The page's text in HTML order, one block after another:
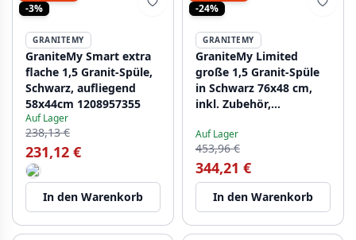
-3%
GRANITEMY
GraniteMy Smart extra
flache 1,5 Granit-Spüle,
Schwarz, aufliegend
58x44cm 1208957355
Auf Lager
238,13 €
231,12 €
In den Warenkorb
-24%
GRANITEMY
GraniteMy Limited
große 1,5 Granit-Spüle
in Schwarz 76x48 cm,
inkl. Zubehör,
Unterbau 1208957389
Auf Lager
453,96 €
344,21 €
In den Warenkorb